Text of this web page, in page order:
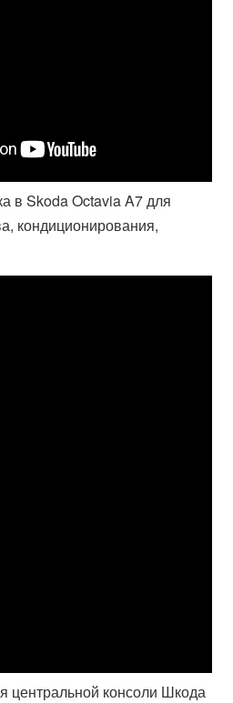
в Skoda Octavia A7 для
кондиционирования,
центральной консоли Шкода